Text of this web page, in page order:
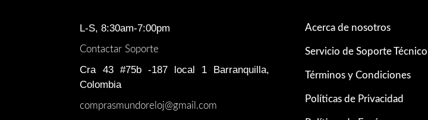
L-S, 8:30am-7:00pm
Contactar Soporte
Cra 43 #75b -187 local 1 Barranquilla,
Colombia
comprasmundoreloj@gmail.com
Acerca de nosotros
Servicio de Soporte Técnico
Términos y Condiciones
Políticas de Privacidad